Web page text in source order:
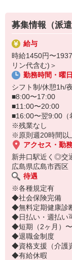
・医療器具の片づけ
・食事や入浴など
【日収例：未経験/夜
時給1,350円×実働
22時〜翌5時…時給
実働8h以降…時給
給与重視の方、圧
・全部夜勤で働きた
・夜勤は週1回まで
・夜勤なしがいい
などなど、希望の
募集情報（派遣
給与
時給1450円〜
リン代含む)＞
勤務時間・曜日
シフト制/休憩1h/
■8:00〜17:00
■11:00〜20:00
■16:00〜翌9:00
※残業なし
※原則週20時間以
アクセス・勤
新井口駅近く◎交
広島県広島市西区
待遇
※各種規定有
◆社会保険完備
◆無料定期健康診
◆日払い・週払い
◆短期（2ヶ月）
◆退職金制度
◆資格支援（介護
◆有給休暇